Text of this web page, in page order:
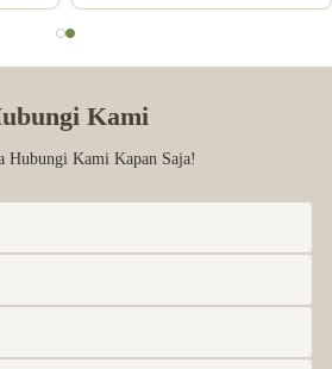
Kami
Hubungi Kami Kapan Saja!